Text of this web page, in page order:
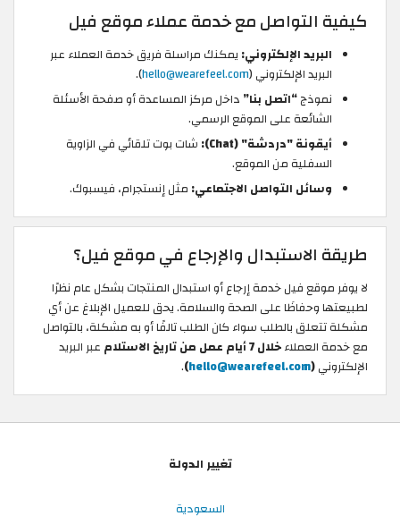
كيفية التواصل مع خدمة عملاء موقع فيل
البريد الإلكتروني: يمكنك مراسلة فريق خدمة العملاء عبر
البريد الإلكتروني (hello@wearefeel.com
).
نموذج“اتصل بنا” داخل مركز المساعدة أو صفحة الأسئلة
الشائعة على الموقع الرسمي.
أيقونة "دردشة" (Chat):
شات بوت تلقائي في الزاوية
السفلية من الموقع.
وسائل التواصل الاجتماعي: مثل إنستجرام، فيسبوك.
طريقة الاستبدال والإرجاع في موقع فيل؟
لا يوفر موقع فيل خدمة إرجاع أو استبدال المنتجات بشكل عام نظرًا
لطبيعتها وحفاظَا على الصحة والسلامة. يحق للعميل الإبلاغ عن أي
مشكلة تتعلق بالطلب سواء كان الطلب تالفًا أو به مشكلة، بالتواصل
مع خدمة العملاءخلال 7 أيام عمل من تاريخ الاستلام
عبر البريد
الإلكتروني(
hello@wearefeel.com
)
.
تغيير الدولة
السعودية